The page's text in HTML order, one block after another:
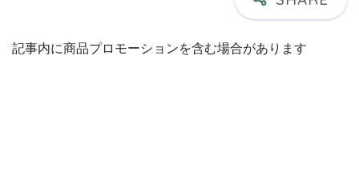
記事内に商品プロモーションを含む場合があります